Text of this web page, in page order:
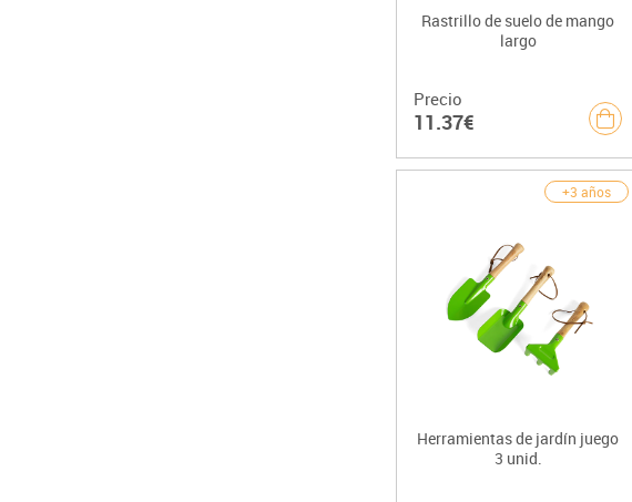
Rastrillo de suelo de mango
largo
Precio
11.37€
+3 años
Herramientas de jardín juego
3 unid.